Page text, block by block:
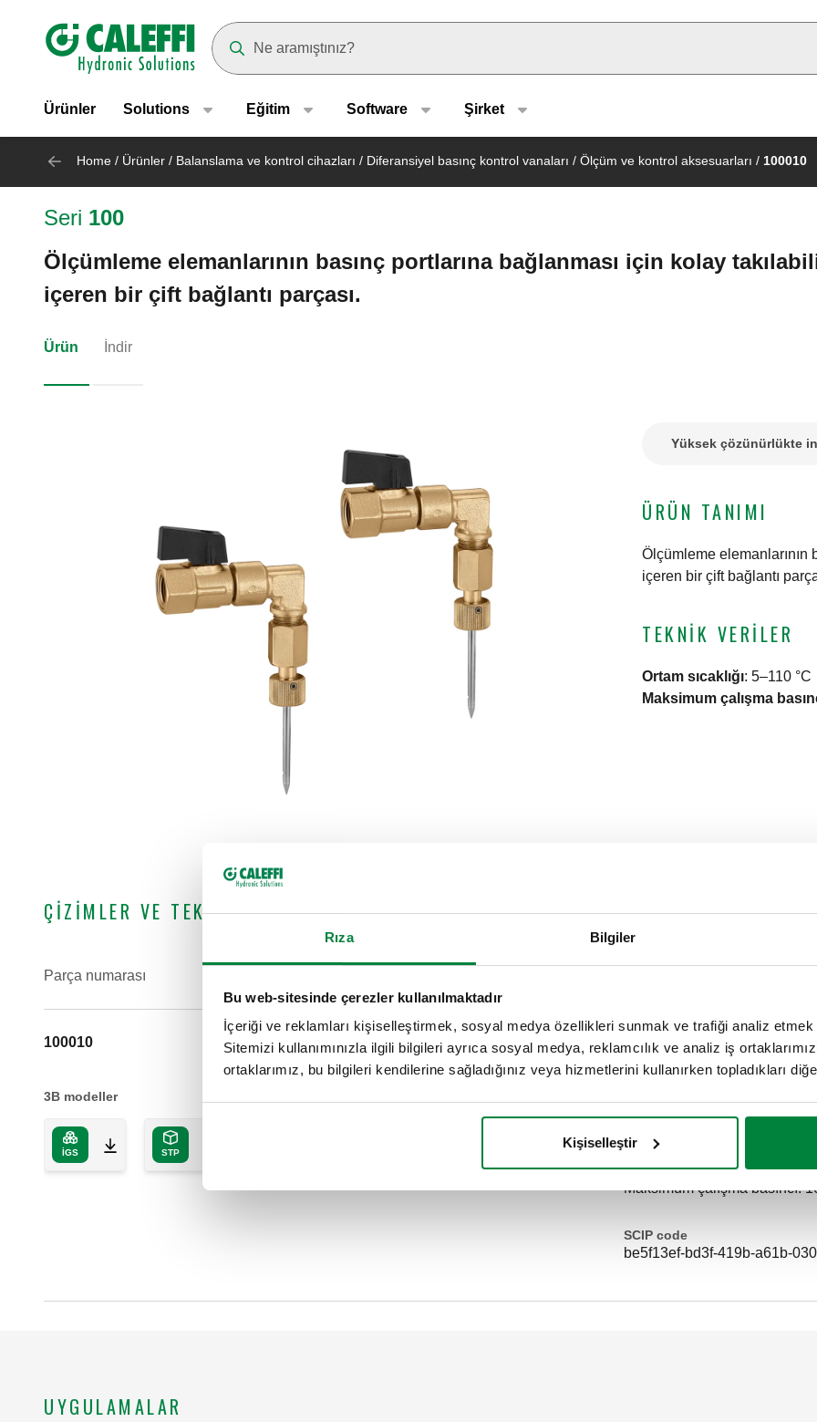
Rıza Bilgiler
Bu web-sitesinde çerezler kullanılmaktadır
İçeriği ve reklamları kişiselleştirmek, sosyal medya özellikleri sunmak ve trafiği analiz
Sitemizi kullanımınızla ilgili bilgileri ayrıca sosyal medya, reklamcılık ve analiz iş
ortaklarımız, bu bilgileri kendilerine sağladığınız veya hizmetlerini kullanırken topladıkları
Kişiselleştir
Header main navigation
Ürünler Solutions Eğitim Software Şirket
Home / Ürünler / Balanslama ve kontrol cihazları / Diferansiyel basınç kontrol vanaları / Ölçüm ve kontrol aksesuarları / 100010
Seri 100
Ölçümleme elemanlarının basınç portlarına bağlanması için kolay
içeren bir çift bağlantı parçası.
Ürün İndir
Yüksek çözünürlükte
ÜRÜN TANIMI
Ölçümleme elemanlarının
içeren bir çift bağlantı
TEKNIK VERILER
Ortam sıcaklığı: 5–110 °C
Maksimum çalışma
ÇIZIMLER VE TEKNIK ÖZELLIKLER
Parça numarası
100010 G 1/4" (ISO 228-1) D
3B modeller
IGS STP
CALEFFI, 100010.
takılabilir şırınga içeren bir
Maksimum çalışma basıncı:
SCIP code
be5f13ef-bd3f-419b-a61b-
UYGULAMALAR